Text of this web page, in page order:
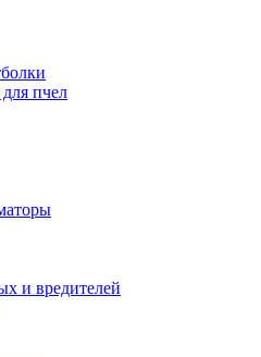
пчел
и вредителей